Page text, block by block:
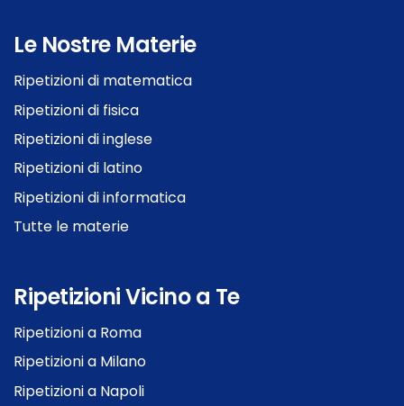
Le Nostre Materie
Ripetizioni di matematica
Ripetizioni di fisica
Ripetizioni di inglese
Ripetizioni di latino
Ripetizioni di informatica
Tutte le materie
Ripetizioni Vicino a Te
Ripetizioni a Roma
Ripetizioni a Milano
Ripetizioni a Napoli